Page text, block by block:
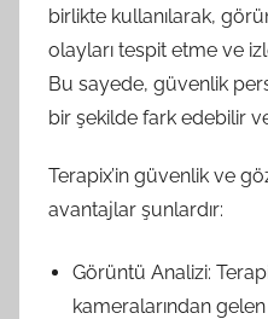
birlikte kullanılarak,
olayları tespit etme ve
Bu sayede, güvenlik
bir şekilde fark edebilir
Terapix’in güvenlik ve
avantajlar şunlardır:
Görüntü Analizi:
kameralarından